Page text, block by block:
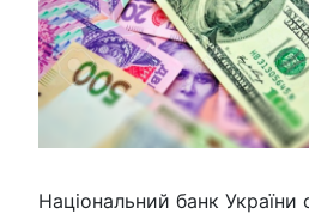
Національний банк України